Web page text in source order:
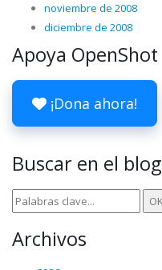
noviembre de 2008
diciembre de 2008
Apoya OpenShot
¡Dona ahora!
Buscar en el blog
Archivos